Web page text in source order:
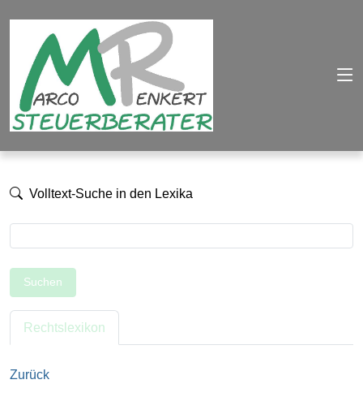
Volltext-Suche in den Lexika
Suchen
Rechtslexikon
Zurück